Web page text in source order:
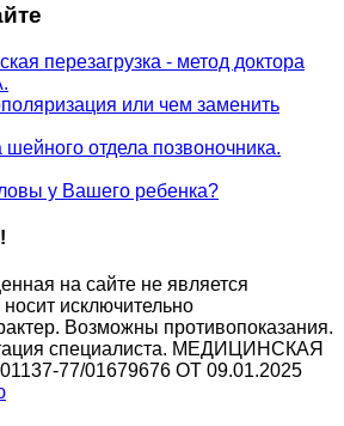
перезагрузка - метод доктора
или чем заменить
отдела позвоночника.
у Вашего ребенка?
на сайте не является
исключительно
Возможны противопоказания.
специалиста. МЕДИЦИНСКАЯ
77/01679676 ОТ 09.01.2025